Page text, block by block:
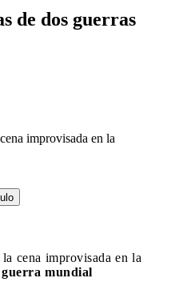
de dos guerras
improvisada en la
cena improvisada en la
mundial